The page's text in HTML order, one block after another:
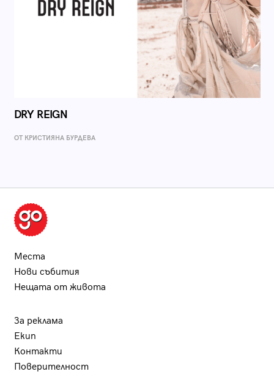
DRY REIGN
ОТ КРИСТИЯНА БУРДЕВА
Места
Нови събития
Нещата от живота
За реклама
Екип
Контакти
Поверителност